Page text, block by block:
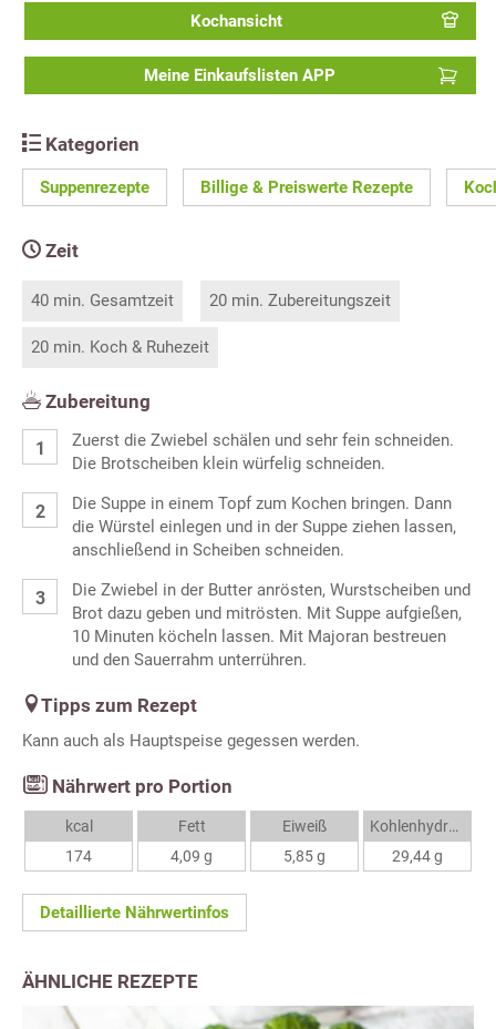
Kochansicht
Meine Einkaufslisten APP
Kategorien
Suppenrezepte Billige & Preiswerte Rezepte
Zeit
40 min. Gesamtzeit 20 min. Zubereitungszeit
20 min. Koch & Ruhezeit
Zubereitung
Zuerst die Zwiebel schälen und sehr fein schneiden.
Die Brotscheiben klein würfelig schneiden.
Die Suppe in einem Topf zum Kochen bringen. Dann
die Würstel einlegen und in der Suppe ziehen lassen,
anschließend in Scheiben schneiden.
Die Zwiebel in der Butter anrösten, Wurstscheiben und
Brot dazu geben und mitrösten. Mit Suppe aufgießen,
10 Minuten köcheln lassen. Mit Majoran bestreuen
und den Sauerrahm unterrühren.
Tipps zum Rezept
Kann auch als Hauptspeise gegessen werden.
Nährwert pro Portion
kcal
174
Fett
4,09 g
Eiweiß
5,85 g
Kohlenhydrate
29,44 g
Detaillierte Nährwertinfos
ÄHNLICHE REZEPTE